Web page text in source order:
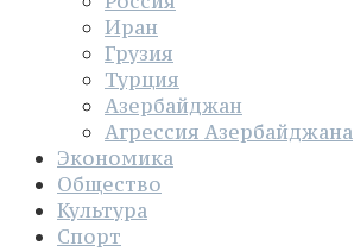
Иран
Грузия
Турция
Азербайджан
Агрессия Азербайджана
Экономика
Общество
Культура
Спорт